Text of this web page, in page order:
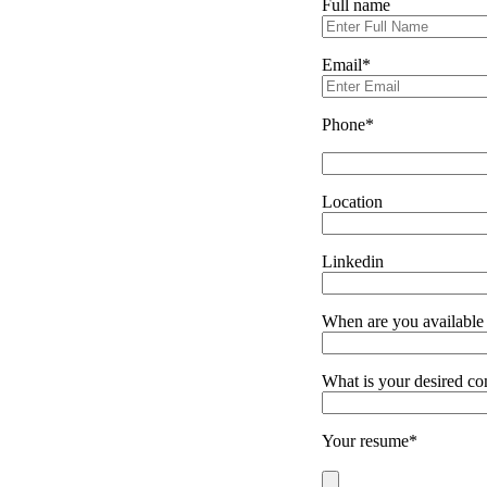
Full name
Email*
Phone*
Location
Linkedin
When are you available
What is your desired
Your resume*